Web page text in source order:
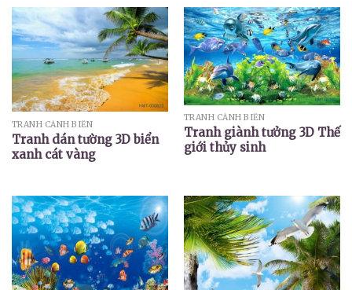
5 sao
TRANH CẢNH BIỂN
Tranh dán tường 3D biển
xanh cát vàng
TRANH CẢNH BIỂN
Tranh giành tưởng 3D Thế
giới thủy sinh